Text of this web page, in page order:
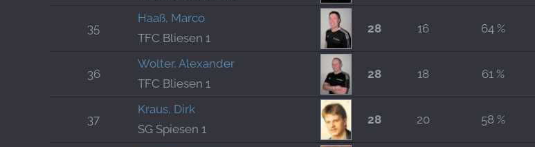
35
Haaß, Marco
TFC Bliesen 1
28 16 64 %
36
Wolter, Alexander
TFC Bliesen 1
28 18 61 %
37
Kraus, Dirk
SG Spiesen 1
28 20 58 %